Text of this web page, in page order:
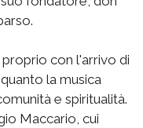
proprio con l'arrivo di
la musica
e spiritualità.
Maccario, cui